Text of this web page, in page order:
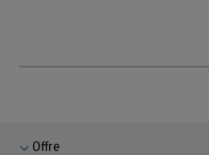
Offre